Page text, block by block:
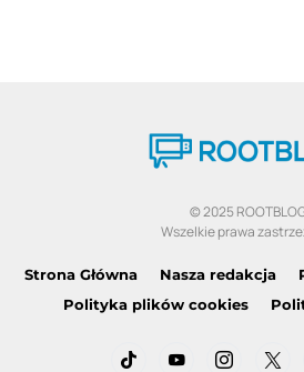
© 2025
Wszelkie prawa
Strona Główna Nasza redakcja
Polityka plików cookies